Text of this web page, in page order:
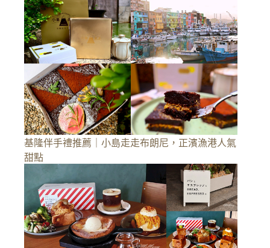
基隆伴手禮推薦｜小島走走布朗尼，正濱漁港人氣
甜點